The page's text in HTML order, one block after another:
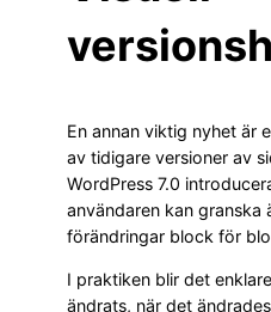
En annan viktig nyhet är
av tidigare versioner av
WordPress 7.0
användaren kan granska
förändringar block för
I praktiken blir det
ändrats, när det